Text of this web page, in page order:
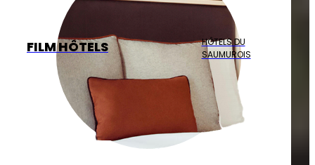
FILM HÔTELS
HÔTELS DU
SAUMUROIS